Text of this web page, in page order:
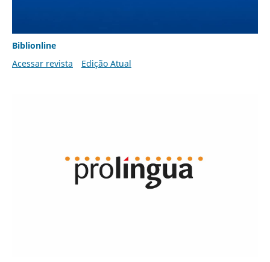
Biblionline
Acessar revista
Edição Atual